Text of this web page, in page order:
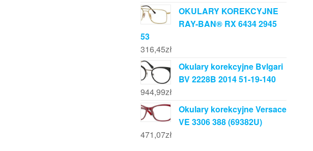
OKULARY KOREKCYJNE
RAY-BAN® RX 6434 2945
53
316,45zł
Okulary korekcyjne Bvlgari
BV 2228B 2014 51-19-140
944,99zł
Okulary korekcyjne Versace
VE 3306 388 (69382U)
471,07zł